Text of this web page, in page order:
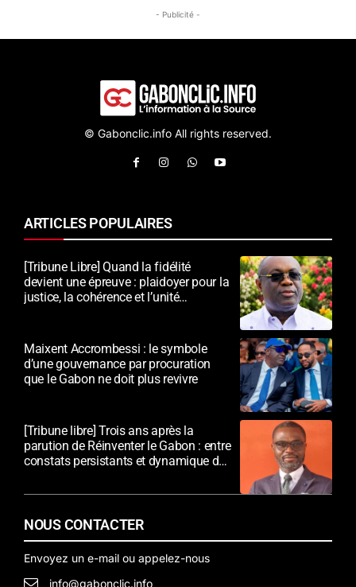
- Publicité -
© Gabonclic.info All rights reserved.
ARTICLES POPULAIRES
[Tribune Libre] Quand la fidélité
devient une épreuve : plaidoyer pour la
justice, la cohérence et l’unité
Maixent Accrombessi : le symbole
d’une gouvernance par procuration
que le Gabon ne doit plus revivre
[Tribune libre] Trois ans après la
parution de Réinventer le Gabon : entre
constats persistants et dynamique de
NOUS CONTACTER
Envoyez un e-mail ou appelez-nous
info@gabonclic.info